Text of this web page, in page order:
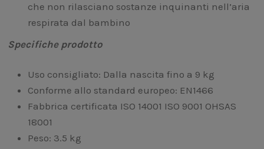
che non rilasciano sostanze inquinanti nell’aria
respirata dal bambino
Specifiche prodotto
Uso consigliato: Dalla nascita fino a 9 kg
Conforme allo standard europeo: EN1466
Fabbrica certificata ISO 14001 ISO 9001 OHSAS
18001
Peso: 3.5 kg